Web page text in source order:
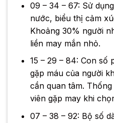
09 – 34 – 67: Sử
nước, biểu thị cảm
Khoảng 30% người
liền may mắn nhỏ.
15 – 29 – 84: Con số
gặp máu của người
cần quan tâm.
viên gặp may khi
07 – 38 – 92: Bộ số